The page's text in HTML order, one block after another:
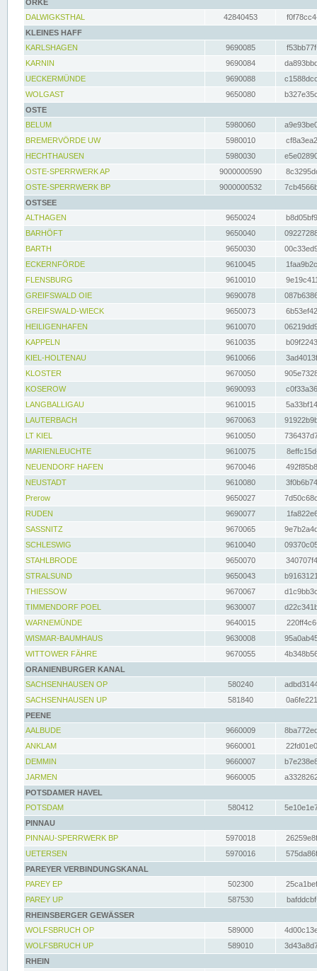
ORKE
DALWIGKSTHAL
42840453
KLEINES HAFF
KARLSHAGEN
9690085
KARNIN
9690084
UECKERMÜNDE
9690088
WOLGAST
9650080
OSTE
BELUM
5980060
BREMERVÖRDE UW
5980010
HECHTHAUSEN
5980030
OSTE-SPERRWERK AP
9000000590
OSTE-SPERRWERK BP
9000000532
OSTSEE
ALTHAGEN
9650024
BARHÖFT
9650040
BARTH
9650030
ECKERNFÖRDE
9610045
FLENSBURG
9610010
GREIFSWALD OIE
9690078
GREIFSWALD-WIECK
9650073
HEILIGENHAFEN
9610070
KAPPELN
9610035
KIEL-HOLTENAU
9610066
KLOSTER
9670050
KOSEROW
9690093
LANGBALLIGAU
9610015
LAUTERBACH
9670063
LT KIEL
9610050
MARIENLEUCHTE
9610075
NEUENDORF HAFEN
9670046
NEUSTADT
9610080
Prerow
9650027
RUDEN
9690077
SASSNITZ
9670065
SCHLESWIG
9610040
STAHLBRODE
9650070
STRALSUND
9650043
THIESSOW
9670067
TIMMENDORF POEL
9630007
WARNEMÜNDE
9640015
WISMAR-BAUMHAUS
9630008
WITTOWER FÄHRE
9670055
ORANIENBURGER KANAL
SACHSENHAUSEN OP
580240
SACHSENHAUSEN UP
581840
PEENE
AALBUDE
9660009
ANKLAM
9660001
DEMMIN
9660007
JARMEN
9660005
POTSDAMER HAVEL
POTSDAM
580412
PINNAU
PINNAU-SPERRWERK BP
5970018
UETERSEN
5970016
PAREYER VERBINDUNGSKANAL
PAREY EP
502300
PAREY UP
587530
RHEINSBERGER GEWÄSSER
WOLFSBRUCH OP
589000
WOLFSBRUCH UP
589010
RHEIN